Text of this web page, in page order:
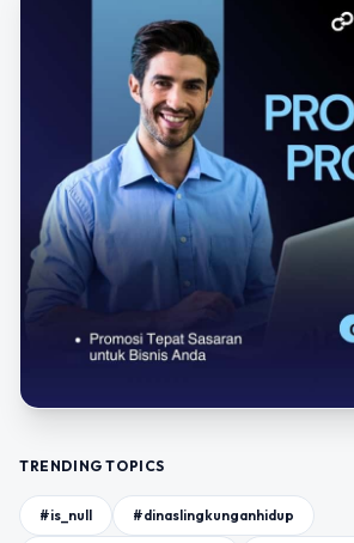
TRENDING TOPICS
#is_null #dinaslingkunganhidup